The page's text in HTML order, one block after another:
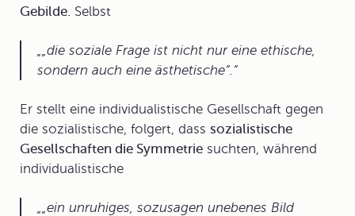
Gebilde. Selbst
„die soziale Frage ist nicht nur eine ethische,
sondern auch eine ästhetische“.
Er stellt eine individualistische Gesellschaft gegen
die sozialistische, folgert, dass sozialistische
Gesellschaften die Symmetrie suchten, während
individualistische
„ein unruhiges, sozusagen unebenes Bild